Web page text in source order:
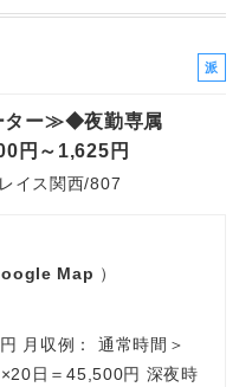
派
ター≫◆夜勤専属
円～1,625円
イス関西/807
Map ）
月収例： 通常時間＞
日＝45,500円 深夜時